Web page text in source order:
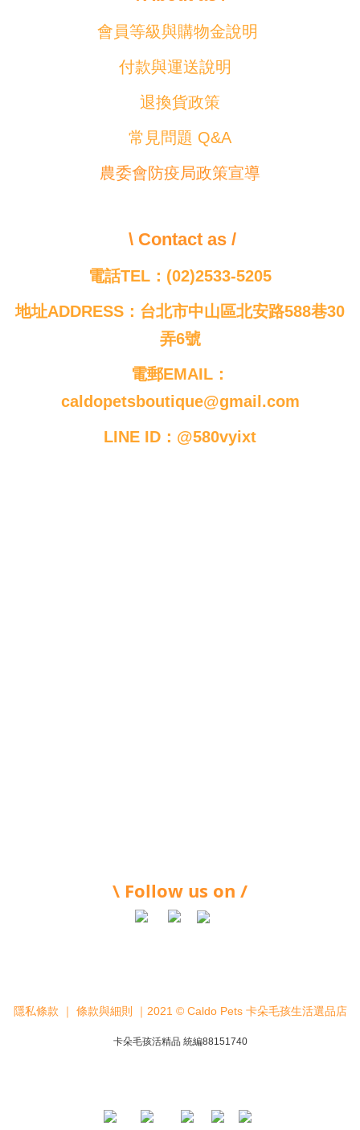
會員等級與購物金說明
付款與運送說明
退換貨政策
常見問題 Q&A
農委會防疫局政策宣導
\ Contact as /
電話TEL：(02)2533-5205
地址ADDRESS：台北市中山區北安路588巷30
弄6號
電郵EMAIL：
caldopetsboutique@gmail.com
LINE ID：@580vyixt
\ Follow us on /
隱私條款 ｜ 條款與細則 ｜2021 © Caldo Pets 卡朵毛孩生活選品店
卡朵毛孩活精品 統編88151740